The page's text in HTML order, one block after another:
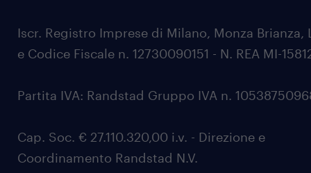
Iscr. Registro Imprese di Milano, Monza Brianza,
e Codice Fiscale n. 12730090151 - N. REA MI-
Partita IVA: Randstad Gruppo IVA n.
Cap. Soc. € 27.110.320,00 i.v. - Direzione e
Coordinamento Randstad N.V.